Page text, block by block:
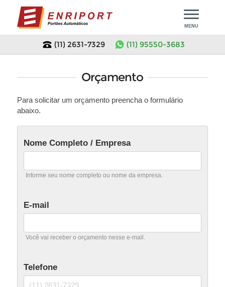
MENU
Portão de Madeira
Motor Portão Basculante
Motor Portão Pivotante
Assistência Técnica
(11) 2631-7329 (11) 95550-3683
Orçamento
Para solicitar um orçamento preencha o formulário
abaixo.
Nome Completo / Empresa
Informe seu nome completo ou nome da empresa.
E-mail
Você vai receber o orçamento nesse e-mail.
Telefone